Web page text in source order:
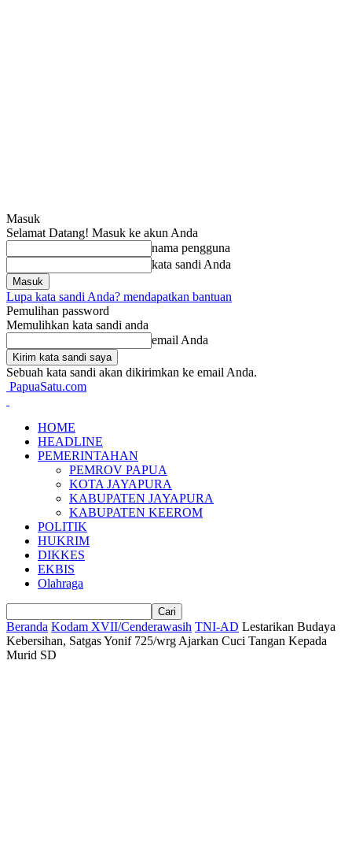
Masuk
Selamat Datang! Masuk ke akun Anda
nama pengguna
kata sandi Anda
Lupa kata sandi Anda? mendapatkan bantuan
Pemulihan password
Memulihkan kata sandi anda
email Anda
Sebuah kata sandi akan dikirimkan ke email Anda.
PapuaSatu.com
HOME
HEADLINE
PEMERINTAHAN
PEMROV PAPUA
KOTA JAYAPURA
KABUPATEN JAYAPURA
KABUPATEN KEEROM
POLITIK
HUKRIM
DIKKES
EKBIS
Olahraga
Beranda Kodam XVII/Cenderawasih TNI-AD Lestarikan Budaya
Kebersihan, Satgas Yonif 725/wrg Ajarkan Cuci Tangan Kepada
Murid SD